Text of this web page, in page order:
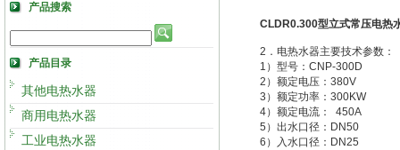
产品搜索
产品目录
其他电热水器
商用电热水器
工业电热水器
CLDR0.300型立式常压电热
2．电热水器主要技术参数：
1）型号：CNP-300D
2）额定电压：380V
3）额定功率：300KW
4）额定电流： 450A
5）出水口径：DN50
6）入水口径：DN25